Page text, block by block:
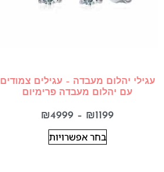
עגילי יהלום מעבדה – עגילים צמודים
עם יהלום מעבדה פרימיום
₪1199
–
₪4999
בחר אפשרויות